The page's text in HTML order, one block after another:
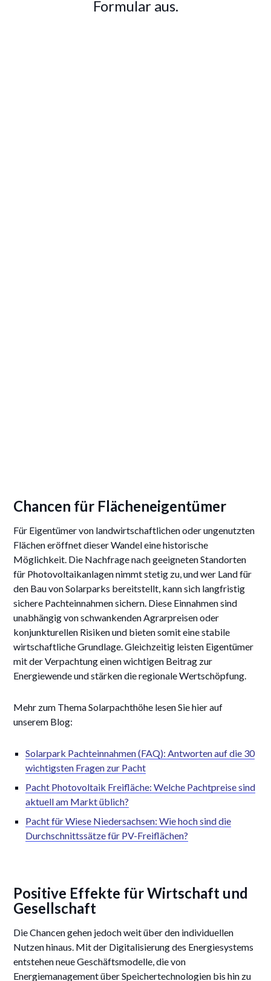
Formular aus.
Chancen für Flächeneigentümer
Für Eigentümer von landwirtschaftlichen oder ungenutzten
Flächen eröffnet dieser Wandel eine historische
Möglichkeit. Die Nachfrage nach geeigneten Standorten
für Photovoltaikanlagen nimmt stetig zu, und wer Land für
den Bau von Solarparks bereitstellt, kann sich langfristig
sichere Pachteinnahmen sichern. Diese Einnahmen sind
unabhängig von schwankenden Agrarpreisen oder
konjunkturellen Risiken und bieten somit eine stabile
wirtschaftliche Grundlage. Gleichzeitig leisten Eigentümer
mit der Verpachtung einen wichtigen Beitrag zur
Energiewende und stärken die regionale Wertschöpfung.
Mehr zum Thema Solarpachthöhe lesen Sie hier auf
unserem Blog:
Solarpark Pachteinnahmen (FAQ): Antworten auf die 30
wichtigsten Fragen zur Pacht
Pacht Photovoltaik Freifläche: Welche Pachtpreise sind
aktuell am Markt üblich?
Pacht für Wiese Niedersachsen: Wie hoch sind die
Durchschnittssätze für PV-Freiflächen?
Positive Effekte für Wirtschaft und
Gesellschaft
Die Chancen gehen jedoch weit über den individuellen
Nutzen hinaus. Mit der Digitalisierung des Energiesystems
entstehen neue Geschäftsmodelle, die von
Energiemanagement über Speichertechnologien bis hin zu